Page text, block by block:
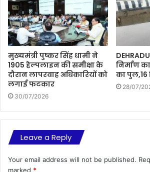
मुख्यमंत्री पुष्कर सिंह धामी ने
1905 हेल्पलाइन की समीक्षा के
दौरान लापरवाह अधिकारियों को
लगाई फटकार
30/07/2026
निर्माण
का पुल,16
28/07/
Leave a Reply
Your email address will not be published.
marked *